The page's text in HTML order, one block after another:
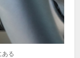
ある